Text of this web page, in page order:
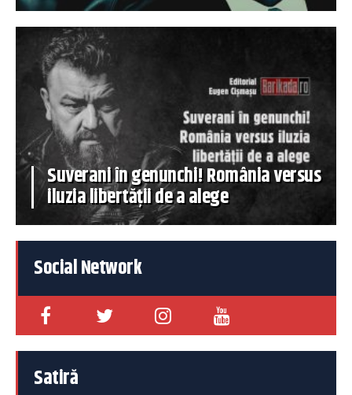
Suverani în genunchi! România versus
iluzia libertății de a alege
Social Network
Satiră